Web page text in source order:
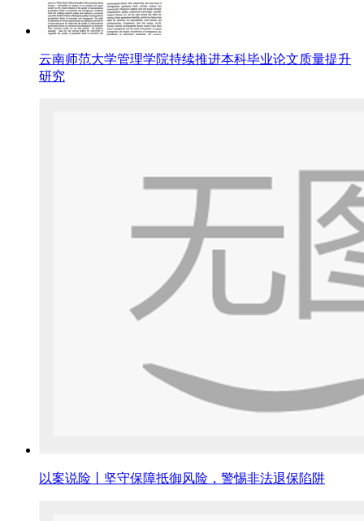
云南师范大学管理学院持续推进本科毕业论文质量提升
研究
以案说险丨坚守保障抵御风险，警惕非法退保陷阱